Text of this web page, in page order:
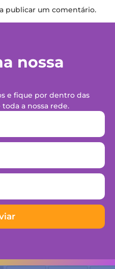
publicar um comentário.
nossa
e fique por dentro das
a nossa rede.